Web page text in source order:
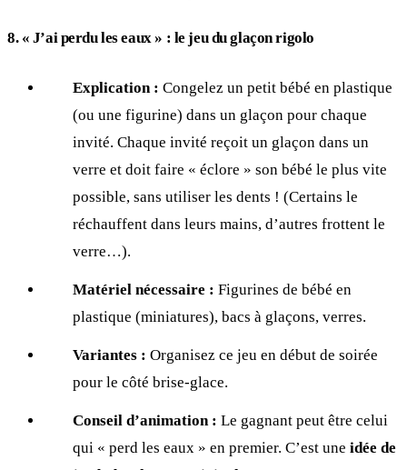
8. « J’ai perdu les eaux » : le jeu du glaçon rigolo
Explication : Congelez un petit bébé en plastique
(ou une figurine) dans un glaçon pour chaque
invité. Chaque invité reçoit un glaçon dans un
verre et doit faire « éclore » son bébé le plus vite
possible, sans utiliser les dents ! (Certains le
réchauffent dans leurs mains, d’autres frottent le
verre…).
Matériel nécessaire : Figurines de bébé en
plastique (miniatures), bacs à glaçons, verres.
Variantes : Organisez ce jeu en début de soirée
pour le côté brise-glace.
Conseil d’animation : Le gagnant peut être celui
qui « perd les eaux » en premier. C’est une idée de